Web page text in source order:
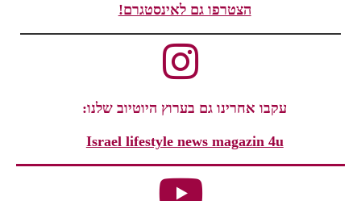
הצטרפו גם לאינסטגרם!
עקבו אחרינו גם בערוץ היוטיוב שלנו:
Israel lifestyle news magazin 4u